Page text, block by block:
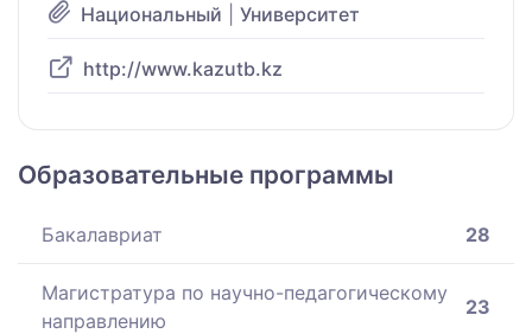
Национальный Университет
http://www.kazutb.kz
Образовательные программы
Бакалавриат 28
Магистратура по научно-педагогическому
направлению
23